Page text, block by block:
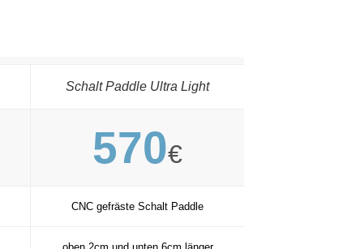
Schalt Paddle Ultra Light
570€
CNC gefräste Schalt Paddle